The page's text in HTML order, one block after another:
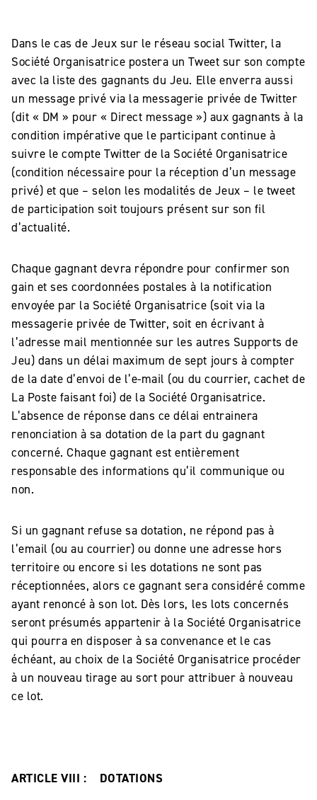
Dans le cas de Jeux sur le réseau social Twitter, la
Société Organisatrice postera un Tweet sur son compte
avec la liste des gagnants du Jeu. Elle enverra aussi
un message privé via la messagerie privée de Twitter
(dit « DM » pour « Direct message ») aux gagnants à la
condition impérative que le participant continue à
suivre le compte Twitter de la Société Organisatrice
(condition nécessaire pour la réception d’un message
privé) et que – selon les modalités de Jeux – le tweet
de participation soit toujours présent sur son fil
d’actualité.
Chaque gagnant devra répondre pour confirmer son
gain et ses coordonnées postales à la notification
envoyée par la Société Organisatrice (soit via la
messagerie privée de Twitter, soit en écrivant à
l’adresse mail mentionnée sur les autres Supports de
Jeu) dans un délai maximum de sept jours à compter
de la date d’envoi de l’e-mail (ou du courrier, cachet de
La Poste faisant foi) de la Société Organisatrice.
L’absence de réponse dans ce délai entrainera
renonciation à sa dotation de la part du gagnant
concerné. Chaque gagnant est entièrement
responsable des informations qu’il communique ou
non.
Si un gagnant refuse sa dotation, ne répond pas à
l’email (ou au courrier) ou donne une adresse hors
territoire ou encore si les dotations ne sont pas
réceptionnées, alors ce gagnant sera considéré comme
ayant renoncé à son lot. Dès lors, les lots concernés
seront présumés appartenir à la Société Organisatrice
qui pourra en disposer à sa convenance et le cas
échéant, au choix de la Société Organisatrice procéder
à un nouveau tirage au sort pour attribuer à nouveau
ce lot.
ARTICLE VIII : DOTATIONS